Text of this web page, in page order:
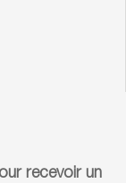
recevoir un